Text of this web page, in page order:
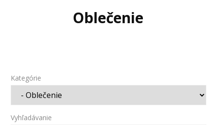
Oblečenie
Kategórie
Vyhľadávanie